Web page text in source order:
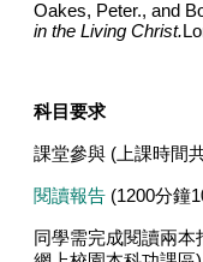
Oakes, Peter., and
in the Living Christ.
科目要求
課堂參與 ( 上課時間
閱讀報告 (1200分鐘
同學需完成閱讀兩本